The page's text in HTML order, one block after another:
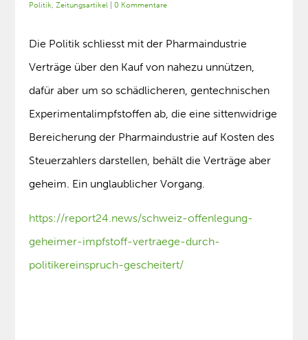
Politik,Zeitungsartikel |0 Kommentare
Die Politik schliesst mit der Pharmaindustrie
Verträge über den Kauf von nahezu unnützen,
dafür aber um so schädlicheren, gentechnischen
Experimentalimpfstoffen ab, die eine sittenwidrige
Bereicherung der Pharmaindustrie auf Kosten des
Steuerzahlers darstellen, behält die Verträge aber
geheim. Ein unglaublicher Vorgang.
https://report24.news/schweiz-offenlegung-
geheimer-impfstoff-vertraege-durch-
politikereinspruch-gescheitert/